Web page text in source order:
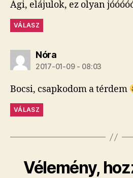
Ági, elájulok, ez olyan
VÁLASZ
Nóraszerint:
2017-01-09 - 08:03
Bocsi, csapkodom a térdem
VÁLASZ
Vélemény,